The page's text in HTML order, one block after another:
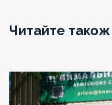
Читайте також